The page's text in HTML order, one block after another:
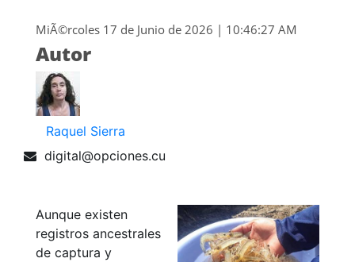
MiÃ©rcoles 17 de Junio de 2026 | 10:46:27 AM
Autor
Raquel Sierra
digital@opciones.cu
Aunque existen
registros ancestrales
de captura y